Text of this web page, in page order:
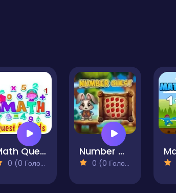
Math Quest for Kids
0 (0 Голосів)
Number Quest Game
0 (0 Голосів)